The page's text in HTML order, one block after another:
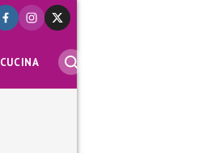
CUCINA